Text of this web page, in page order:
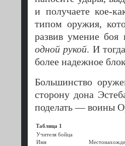
и получаете кое-
типом оружия,
развив умение боя
одной рукой. И
более надежное
Большинство
сторону дона
поделать — воины
Таблица 1
Учителя бойца
Имя